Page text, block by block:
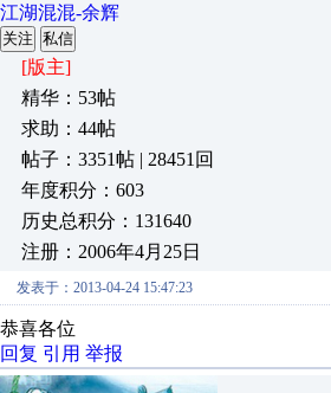
江湖混混-余辉
关注 私信
[版主]
精华：53帖
求助：44帖
帖子：3351帖 | 28451回
年度积分：603
历史总积分：131640
注册：2006年4月25日
发表于：2013-04-24 15:47:23
恭喜各位
回复 引用 举报